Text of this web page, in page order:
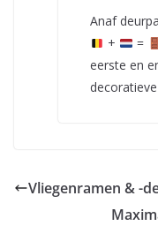
Anaf
+
=
eerste en
Vliegenramen & -